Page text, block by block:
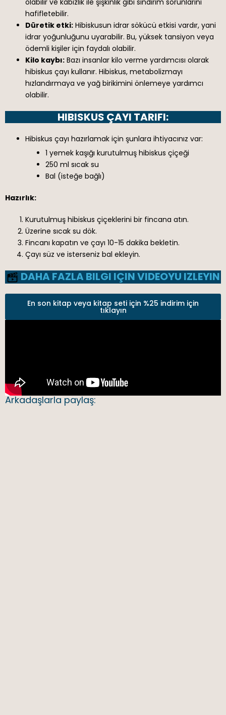
hafifletebilir.
Düretik etki: Hibiskusun idrar sökücü etkisi vardır, yani
idrar yoğunluğunu uyarabilir. Bu, yüksek tansiyon veya
ödemli kişiler için faydalı olabilir.
Kilo kaybı: Bazı insanlar kilo verme yardımcısı olarak
hibiskus çayı kullanır. Hibiskus, metabolizmayı
hızlandırmaya ve yağ birikimini önlemeye yardımcı
olabilir.
HIBISKUS ÇAYI TARIFI:
Hibiskus çayı hazırlamak için şunlara ihtiyacınız var:
1 yemek kaşığı kurutulmuş hibiskus çiçeği
250 ml sıcak su
Bal (isteğe bağlı)
Hazırlık:
Kurutulmuş hibiskus çiçeklerini bir fincana atın.
Üzerine sıcak su dök.
Fincanı kapatın ve çayı 10-15 dakika bekletin.
Çayı süz ve isterseniz bal ekleyin.
DAHA FAZLA BILGI IÇIN VIDEOYU IZLEYIN
En son kitap veya kitap seti için %25 indirim için
tıklayın
Arkadaşlarla paylaş: